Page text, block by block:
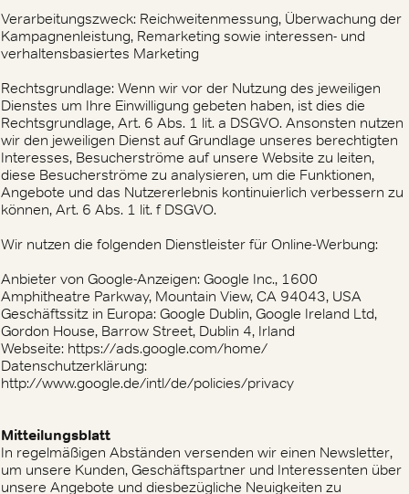
Verarbeitungszweck: Reichweitenmessung, Überwachung der
Kampagnenleistung, Remarketing sowie interessen- und
verhaltensbasiertes Marketing
Rechtsgrundlage: Wenn wir vor der Nutzung des jeweiligen
Dienstes um Ihre Einwilligung gebeten haben, ist dies die
Rechtsgrundlage, Art. 6 Abs. 1 lit. a DSGVO. Ansonsten nutzen
wir den jeweiligen Dienst auf Grundlage unseres berechtigten
Interesses, Besucherströme auf unsere Website zu leiten,
diese Besucherströme zu analysieren, um die Funktionen,
Angebote und das Nutzererlebnis kontinuierlich verbessern zu
können, Art. 6 Abs. 1 lit. f DSGVO.
Wir nutzen die folgenden Dienstleister für Online-Werbung:
Anbieter von Google-Anzeigen: Google Inc., 1600
Amphitheatre Parkway, Mountain View, CA 94043, USA
Geschäftssitz in Europa: Google Dublin, Google Ireland Ltd,
Gordon House, Barrow Street, Dublin 4, Irland
Webseite: https://ads.google.com/home/
Datenschutzerklärung:
http://www.google.de/intl/de/policies/privacy
Mitteilungsblatt
In regelmäßigen Abständen versenden wir einen Newsletter,
um unsere Kunden, Geschäftspartner und Interessenten über
unsere Angebote und diesbezügliche Neuigkeiten zu